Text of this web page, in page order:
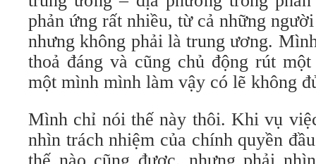
phản ứng rất nhiều, từ cả những
nhưng không phải là trung ương.
thoả đáng và cũng chủ động rút
một mình mình làm vậy có lẽ không
Mình chỉ nói thế này thôi. Khi vụ
nhìn trách nhiệm của chính quyền